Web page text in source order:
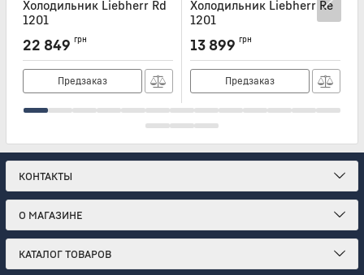
Холодильник Liebherr Rd
1201
RD1201
22 849 грн
Предзаказ
Холодильник Liebherr Re
1201
RE1201
13 899 грн
Предзаказ
КОНТАКТЫ
О МАГАЗИНЕ
КАТАЛОГ ТОВАРОВ